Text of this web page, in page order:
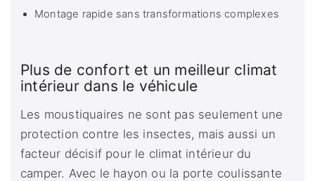
Montage rapide sans transformations complexes
Plus de confort et un meilleur climat
intérieur dans le véhicule
Les moustiquaires ne sont pas seulement une
protection contre les insectes, mais aussi un
facteur décisif pour le climat intérieur du
camper. Avec le hayon ou la porte coulissante